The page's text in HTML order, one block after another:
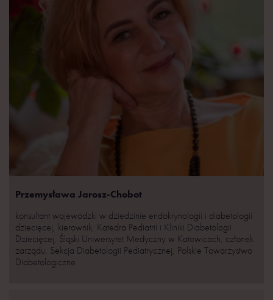
Przemysława Jarosz-Chobot
konsultant wojewódzki w dziedzinie endokrynologii i diabetologii
dziecięcej, kierownik, Katedra Pediatrii i Kliniki Diabetologii
Dziecięcej, Śląski Uniwersytet Medyczny w Katowicach, członek
zarządu, Sekcja Diabetologii Pediatrycznej, Polskie Towarzystwo
Diabetologiczne